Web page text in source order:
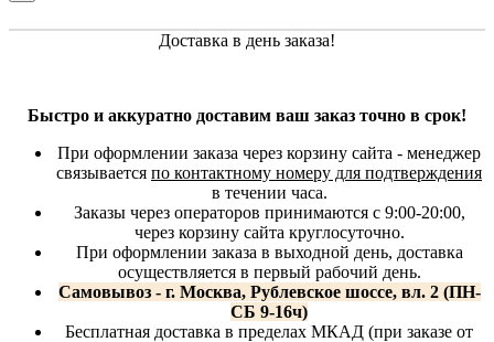
Доставка в день заказа!
Быстро и аккуратно доставим ваш заказ точно в срок!
При оформлении заказа через корзину сайта - менеджер
связывается по контактному номеру для подтверждения
в течении часа.
Заказы через операторов принимаются с 9:00-20:00,
через корзину сайта круглосуточно.
При оформлении заказа в выходной день, доставка
осуществляется в первый рабочий день.
Самовывоз - г. Москва, Рублевское шоссе, вл. 2 (ПН-
СБ 9-16ч)
Бесплатная доставка в пределах МКАД (при заказе от